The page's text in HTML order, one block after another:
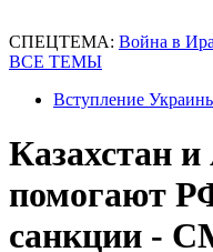
СПЕЦТЕМА: Война в
ВСЕ ТЕМЫ
Вступление
Казахстан
помогают
санкции -